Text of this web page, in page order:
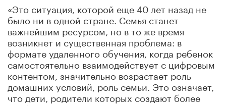
«Это ситуация, которой еще 40 лет назад не
было ни в одной стране. Семья станет
важнейшим ресурсом, но в то же время
возникнет и существенная проблема: в
формате удаленного обучения, когда ребенок
самостоятельно взаимодействует с цифровым
контентом, значительно возрастает роль
домашних условий, роль семьи. Это означает,
что дети, родители которых создают более